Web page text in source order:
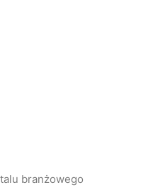
branżowego